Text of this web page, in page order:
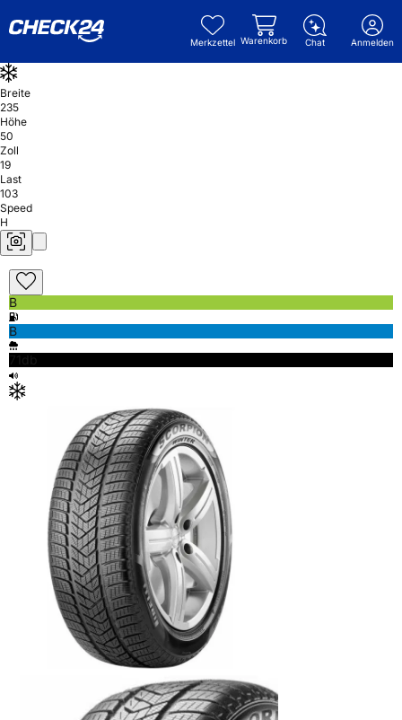
Merkzettel Warenkorb Chat Anmelden
Breite
235
Höhe
50
Zoll
19
Last
103
Speed
H
B
B
71db